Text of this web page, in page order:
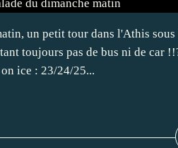
un petit tour dans l'Athis
toujours pas de bus ni de car
ice : 23/24/25...